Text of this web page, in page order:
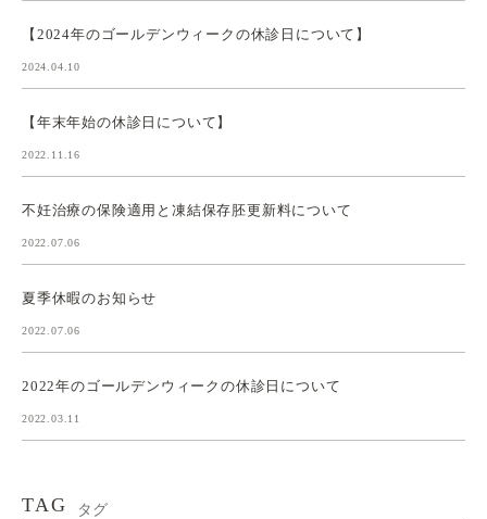
【2024年のゴールデンウィークの休診日について】
2024.04.10
【年末年始の休診日について】
2022.11.16
不妊治療の保険適用と凍結保存胚更新料について
2022.07.06
夏季休暇のお知らせ
2022.07.06
2022年のゴールデンウィークの休診日について
2022.03.11
TAG タグ